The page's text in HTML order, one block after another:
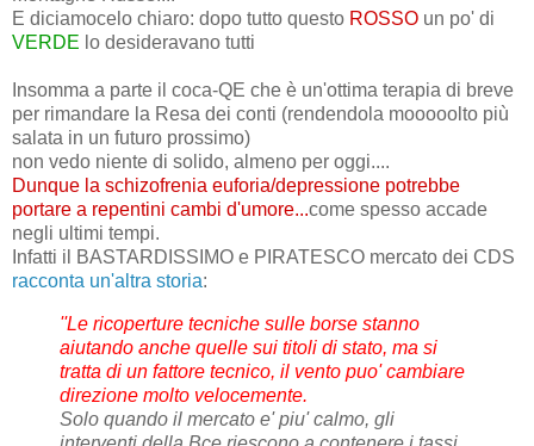
E diciamocelo chiaro: dopo tutto questo ROSSO un po' di
VERDE lo desideravano tutti
Insomma a parte il coca-QE che è un'ottima terapia di breve
per rimandare la Resa dei conti (rendendola mooooolto più
salata in un futuro prossimo)
non vedo niente di solido, almeno per oggi....
Dunque la schizofrenia euforia/depressione potrebbe
portare a repentini cambi d'umore...come spesso accade
negli ultimi tempi.
Infatti il BASTARDISSIMO e PIRATESCO mercato dei CDS
racconta un'altra storia:
''Le ricoperture tecniche sulle borse stanno
aiutando anche quelle sui titoli di stato, ma si
tratta di un fattore tecnico, il vento puo' cambiare
direzione molto velocemente.
Solo quando il mercato e' piu' calmo, gli